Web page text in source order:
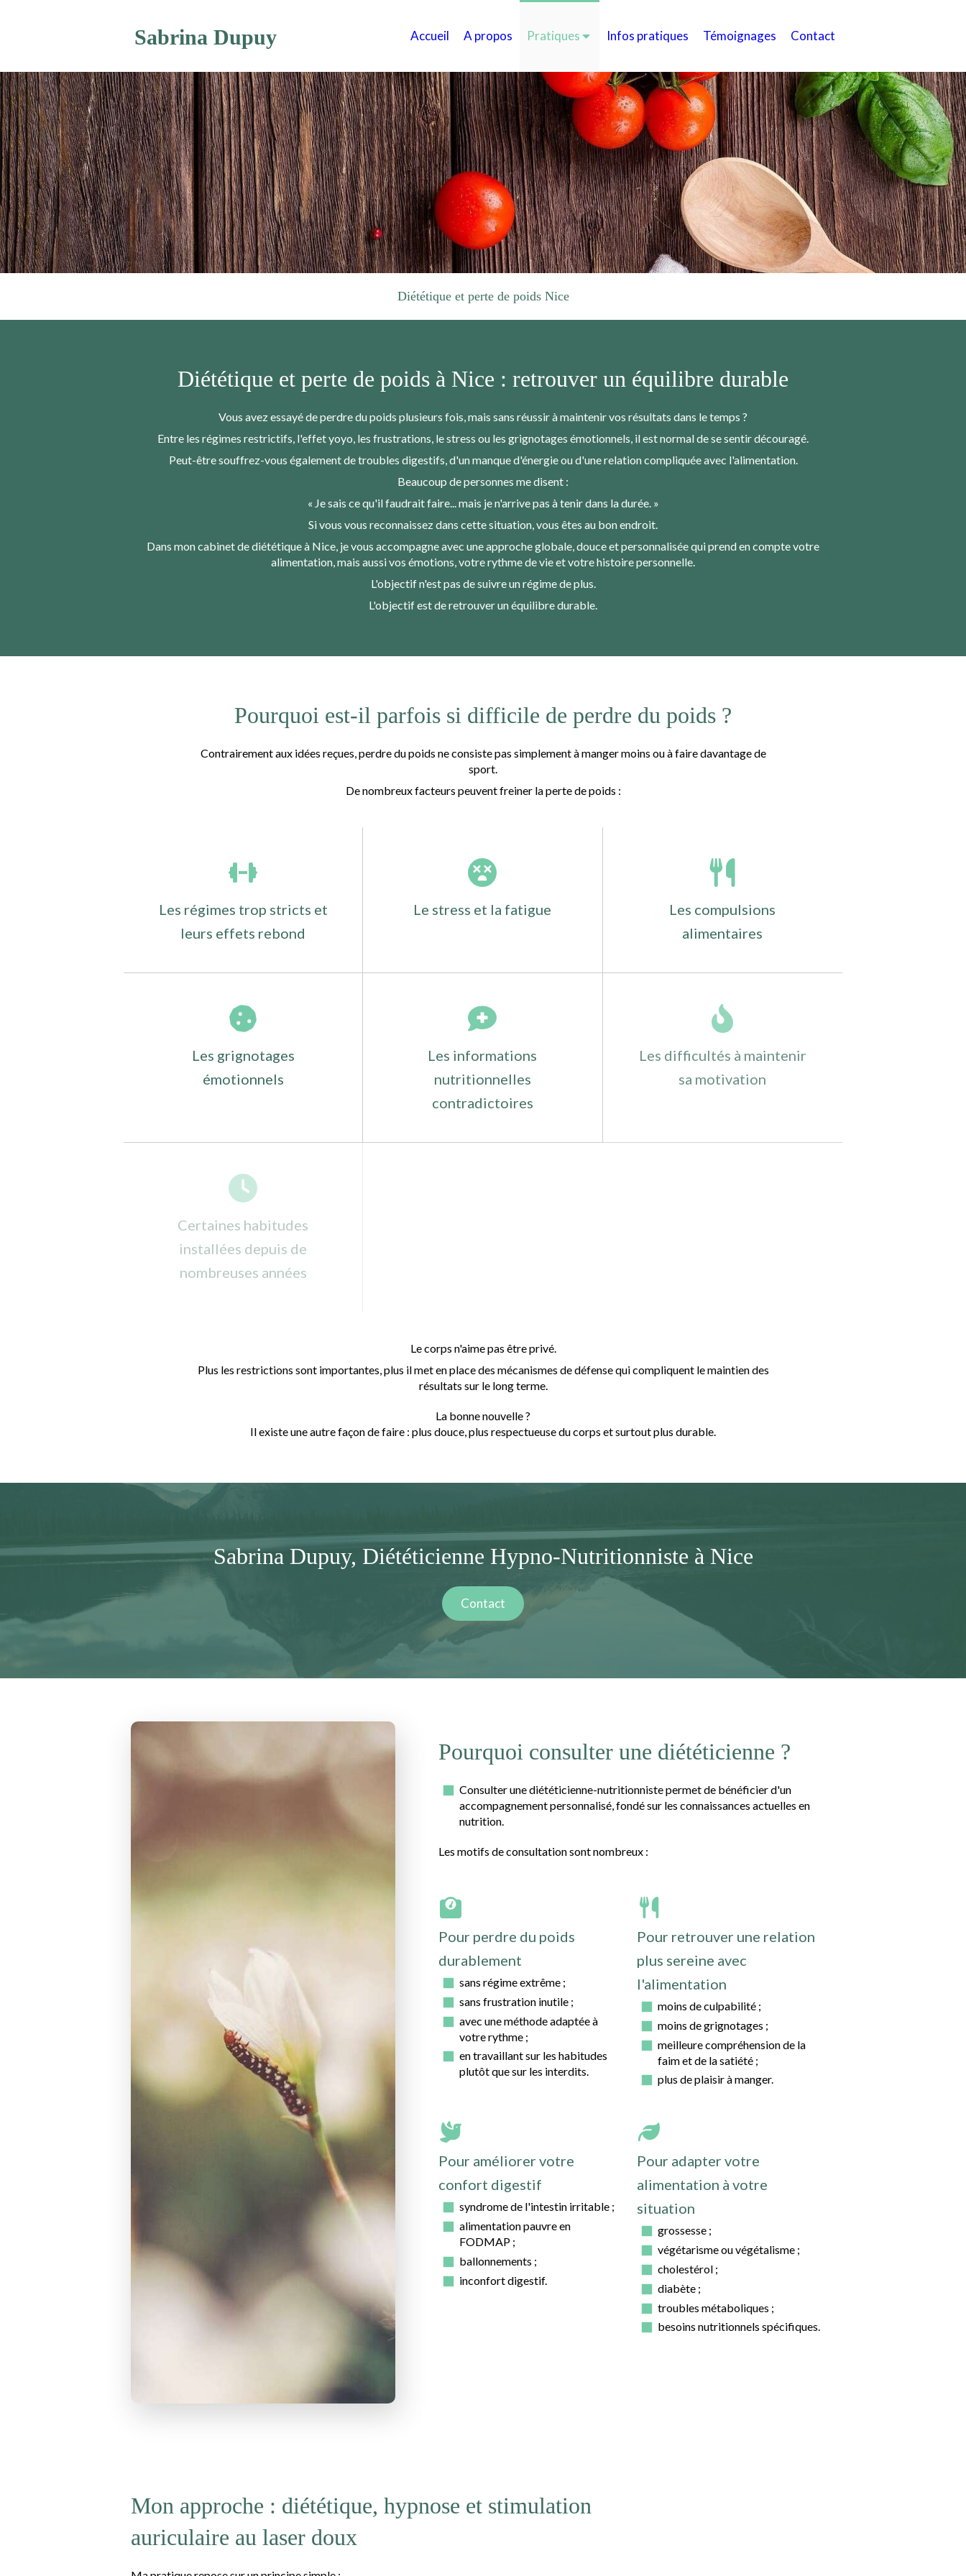
Accueil A propos Pratiques Infos pratiques Témoignages Contact
Sabrina Dupuy
Diététique et perte de poids Nice
Diététique et perte de poids à Nice : retrouver un équilibre durable
Vous avez essayé de perdre du poids plusieurs fois, mais sans réussir à maintenir vos résultats dans le temps ?
Entre les régimes restrictifs, l'effet yoyo, les frustrations, le stress ou les grignotages émotionnels, il est normal de se sentir découragé.
Peut-être souffrez-vous également de troubles digestifs, d'un manque d'énergie ou d'une relation compliquée avec l'alimentation.
Beaucoup de personnes me disent :
« Je sais ce qu'il faudrait faire... mais je n'arrive pas à tenir dans la durée. »
Si vous vous reconnaissez dans cette situation, vous êtes au bon endroit.
Dans mon cabinet de diététique à Nice, je vous accompagne avec une approche globale, douce et personnalisée qui prend en compte votre
alimentation, mais aussi vos émotions, votre rythme de vie et votre histoire personnelle.
L'objectif n'est pas de suivre un régime de plus.
L'objectif est de retrouver un équilibre durable.
Pourquoi est-il parfois si difficile de perdre du poids ?
Contrairement aux idées reçues, perdre du poids ne consiste pas simplement à manger moins ou à faire davantage de
sport.
De nombreux facteurs peuvent freiner la perte de poids :
Les régimes trop stricts et
leurs effets rebond
Le stress et la fatigue
Les compulsions
alimentaires
Les grignotages
émotionnels
Les informations
nutritionnelles
contradictoires
Les difficultés à maintenir
sa motivation
Certaines habitudes
installées depuis de
nombreuses années
Le corps n'aime pas être privé.
Plus les restrictions sont importantes, plus il met en place des mécanismes de défense qui compliquent le maintien des
résultats sur le long terme.
La bonne nouvelle ?
Il existe une autre façon de faire : plus douce, plus respectueuse du corps et surtout plus durable.
Sabrina Dupuy, Diététicienne Hypno-Nutritionniste à Nice
Contact
Pourquoi consulter une diététicienne ?
Consulter une diététicienne-nutritionniste permet de bénéficier d'un
accompagnement personnalisé, fondé sur les connaissances actuelles en
nutrition.
Les motifs de consultation sont nombreux :
Pour perdre du poids
durablement
sans régime extrême ;
sans frustration inutile ;
avec une méthode adaptée à
votre rythme ;
en travaillant sur les habitudes
plutôt que sur les interdits.
Pour retrouver une relation
plus sereine avec
l'alimentation
moins de culpabilité ;
moins de grignotages ;
meilleure compréhension de la
faim et de la satiété ;
plus de plaisir à manger.
Pour améliorer votre
confort digestif
syndrome de l'intestin irritable ;
alimentation pauvre en
FODMAP ;
ballonnements ;
inconfort digestif.
Pour adapter votre
alimentation à votre
situation
grossesse ;
végétarisme ou végétalisme ;
cholestérol ;
diabète ;
troubles métaboliques ;
besoins nutritionnels spécifiques.
Mon approche : diététique, hypnose et stimulation
auriculaire au laser doux